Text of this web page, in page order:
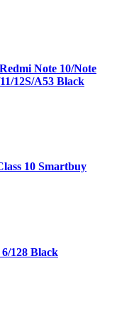
Note 10/Note
12S/A53 Black
10 Smartbuy
128 Black